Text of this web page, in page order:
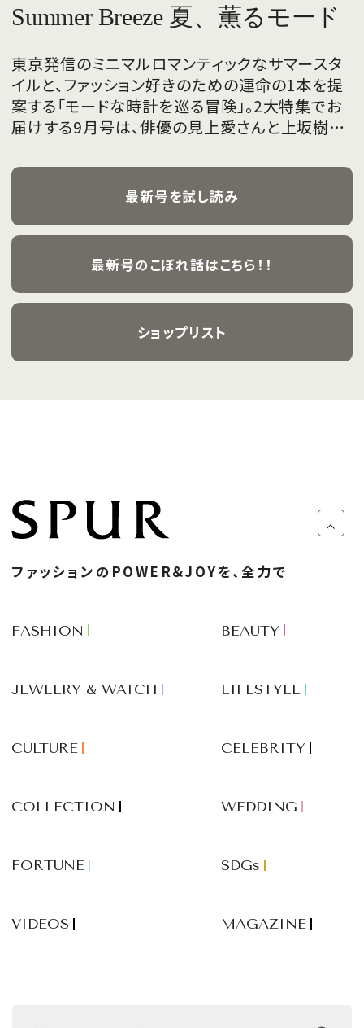
Summer Breeze 夏、薫るモード
東京発信のミニマルロマンティックなサマースタ
イルと、ファッション好きのための運命の1本を提
案する「モードな時計を巡る冒険」。2大特集でお
届けする9月号は、俳優の見上愛さんと上坂樹里
飾ります。
最新号を試し読み
最新号のこぼれ話はこちら！！
ショップリスト
ファッションのPOWER&JOYを、全力で
FASHION BEAUTY
JEWELRY & WATCH LIFESTYLE
CULTURE CELEBRITY
COLLECTION WEDDING
FORTUNE SDGs
VIDEOS MAGAZINE